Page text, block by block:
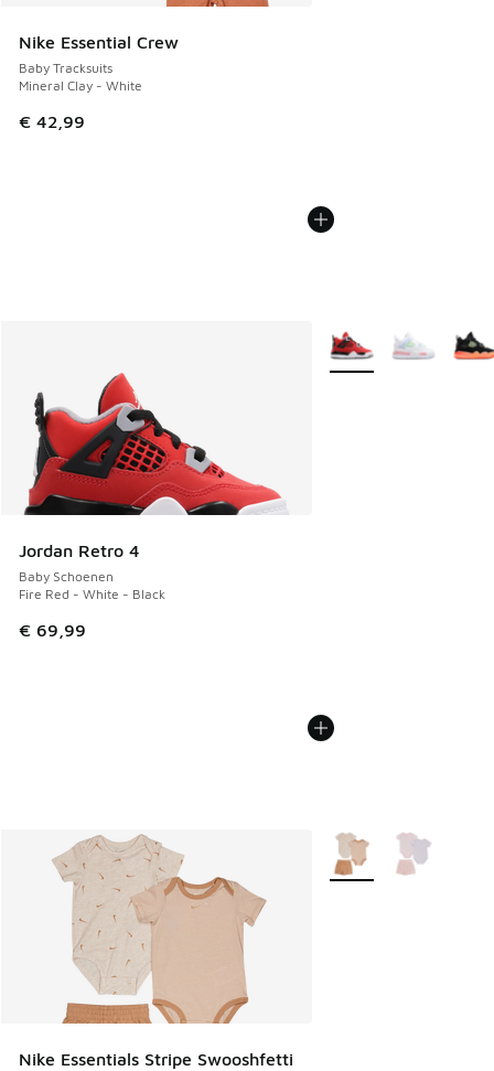
Nike Essential Crew
Baby Tracksuits
Mineral Clay - White
€ 42,99
Jordan Retro 4
Baby Schoenen
Fire Red - White - Black
€ 69,99
Meer kleuren
Nike Essentials Stripe Swooshfetti
Meer kleuren